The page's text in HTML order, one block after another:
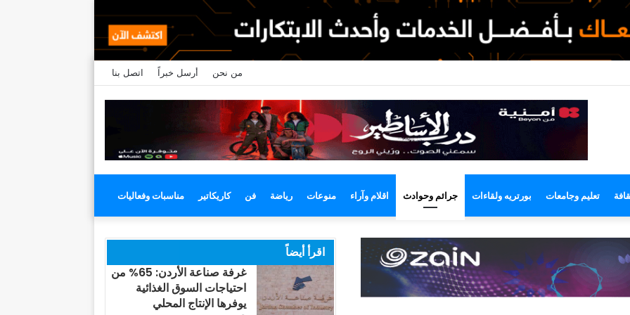
من نحن أرسل خبراً اتصل بنا
تعليم وجامعات بورتريه ولقاءات جرائم وحوادث اقلام وآراء منوعات رياضة فن كاريكاتير مناسبات وفعاليات
اقرأ أيضاً
غرفة صناعة الأردن: 65% من
احتياجات السوق الغذائية
يوفرها الإنتاج المحلي